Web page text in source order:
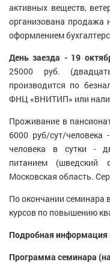
активных веществ,
организована продажа
оформлением
День заезда - 19
25000 руб.
производится по
ФНЦ «ВНИТИП» или
Проживание в
6000 руб/сут/
человека в сутки -
питанием (шведский
Московская область.
По окончании семинара
курсов по повышению
Подробная информация
Программа семинара